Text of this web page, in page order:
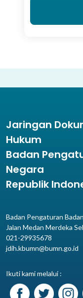
Jaringan
Hukum
Badan
Negara
Republik
Badan Pengaturan
Jalan Medan Merdeka
021-29935678
jdih.kbumn@bumn.go.id
Ikuti kami melalui :